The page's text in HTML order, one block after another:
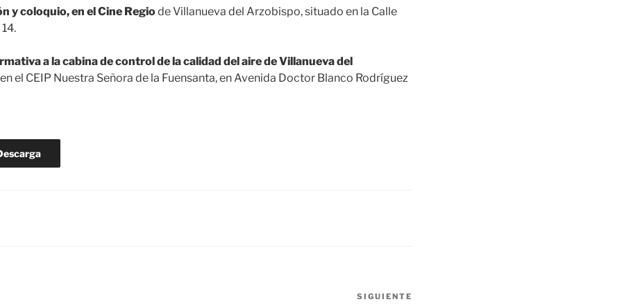
y coloquio, en el Cine Regiode Villanueva del Arzobispo, situado en la Calle
a la cabina de control de la calidad del aire de Villanueva del
el CEIP Nuestra Señora de la Fuensanta, en Avenida Doctor Blanco Rodríguez
SIGUIENTE